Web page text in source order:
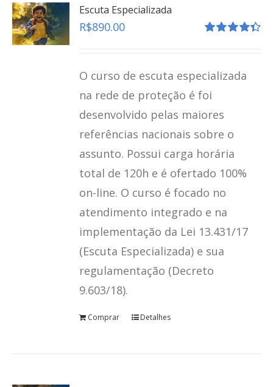
Escuta Especializada
R$890.00
O curso de escuta especializada
na rede de proteção é foi
desenvolvido pelas maiores
referências nacionais sobre o
assunto. Possui carga horária
total de 120h e é ofertado 100%
on-line. O curso é focado no
atendimento integrado e na
implementação da Lei 13.431/17
(Escuta Especializada) e sua
regulamentação (Decreto
9.603/18).
Comprar Detalhes